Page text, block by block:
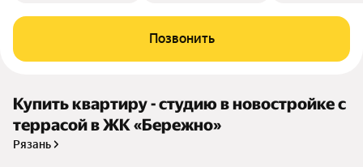
Позвонить
Купить квартиру - студию в новостройке с
террасой в ЖК «Бережно»
Рязань